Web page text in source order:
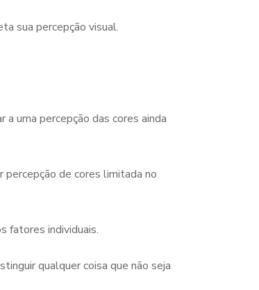
sua percepção visual.
a uma percepção das cores ainda
de cores limitada no
fatores individuais.
qualquer coisa que não seja